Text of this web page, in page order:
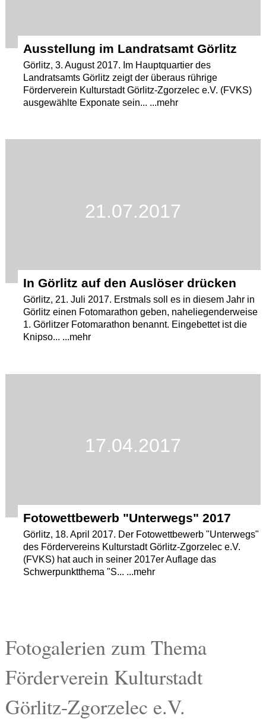
Ausstellung im Landratsamt Görlitz
Görlitz, 3. August 2017. Im Hauptquartier des
Landratsamts Görlitz zeigt der überaus rührige
Förderverein Kulturstadt Görlitz-Zgorzelec e.V. (FVKS)
ausgewählte Exponate sein... ...mehr
21.07.2017
In Görlitz auf den Auslöser drücken
Görlitz, 21. Juli 2017. Erstmals soll es in diesem Jahr in
Görlitz einen Fotomarathon geben, naheliegenderweise
1. Görlitzer Fotomarathon benannt. Eingebettet ist die
Knipso... ...mehr
17.04.2017
Fotowettbewerb "Unterwegs" 2017
Görlitz, 18. April 2017. Der Fotowettbewerb "Unterwegs"
des Fördervereins Kulturstadt Görlitz-Zgorzelec e.V.
(FVKS) hat auch in seiner 2017er Auflage das
Schwerpunktthema "S... ...mehr
Fotogalerien zum Thema
Förderverein Kulturstadt
Görlitz-Zgorzelec e.V.